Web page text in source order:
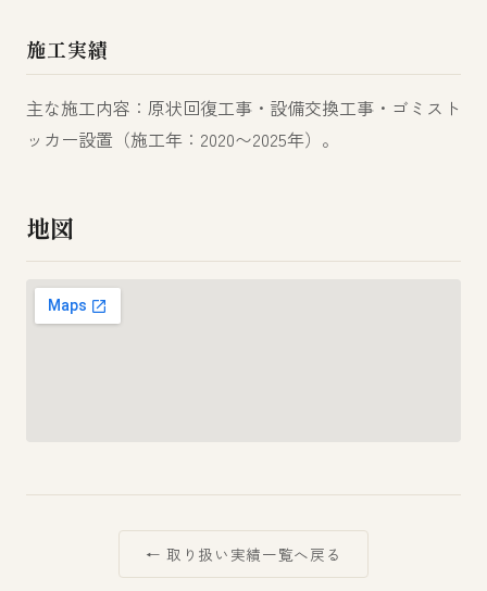
施工実績
主な施工内容：原状回復工事・設備交換工事・ゴミスト
ッカー設置（施工年：2020〜2025年）。
地図
← 取り扱い実績一覧へ戻る